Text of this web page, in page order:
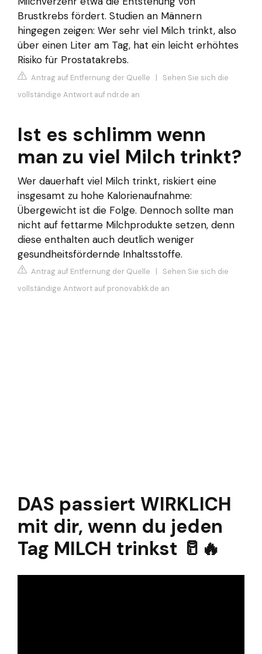
Brustkrebs fördert. Studien an Männern
hingegen zeigen: Wer sehr viel Milch trinkt, also
über einen Liter am Tag, hat ein leicht erhöhtes
Risiko für Prostatakrebs.
Antrag auf Entfernung der Quelle | Sehen Sie sich die
vollständige Antwort auf ndr.de an
Ist es schlimm wenn
man zu viel Milch trinkt?
Wer dauerhaft viel Milch trinkt, riskiert eine
insgesamt zu hohe Kalorienaufnahme:
Übergewicht ist die Folge. Dennoch sollte man
nicht auf fettarme Milchprodukte setzen, denn
diese enthalten auch deutlich weniger
gesundheitsfördernde Inhaltsstoffe.
Antrag auf Entfernung der Quelle | Sehen Sie sich die
vollständige Antwort auf pronovabkk.de an
DAS passiert WIRKLICH
mit dir, wenn du jeden
Tag MILCH trinkst 🥛🔥